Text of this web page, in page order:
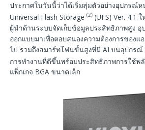
ประกาศในวันนี้ว่าได้เริ่มสุ่มตัวอย่างอุปกรณ์ห
Universal Flash Storage (2) (UFS) Ver. 4.1
ผู้นำด้านระบบจัดเก็บข้อมูลประสิทธิภาพสูง
ออกแบบมาเพื่อตอบสนองความต้องการของแ
ไป รวมถึงสมาร์ทโฟนขั้นสูงที่มี AI บนอุปกร
การทำงานที่ดีขึ้นพร้อมประสิทธิภาพการใช้พ
แพ็กเกจ BGA ขนาดเล็ก